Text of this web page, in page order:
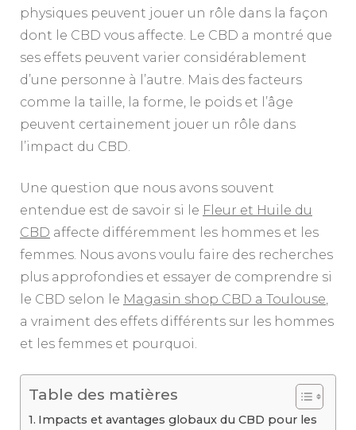
physiques peuvent jouer un rôle dans la façon
dont le CBD vous affecte. Le CBD a montré que
ses effets peuvent varier considérablement
d’une personne à l’autre. Mais des facteurs
comme la taille, la forme, le poids et l’âge
peuvent certainement jouer un rôle dans
l’impact du CBD.
Une question que nous avons souvent
entendue est de savoir si le Fleur et Huile du
CBD affecte différemment les hommes et les
femmes. Nous avons voulu faire des recherches
plus approfondies et essayer de comprendre si
le CBD selon le Magasin shop CBD a Toulouse,
a vraiment des effets différents sur les hommes
et les femmes et pourquoi.
Table des matières
Impacts et avantages globaux du CBD pour les